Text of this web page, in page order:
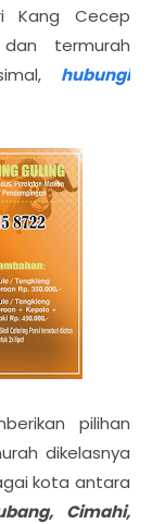
Kang Cecep
termurah
hubungi
pilihan
dikelasnya
kota antara
Cimahi,